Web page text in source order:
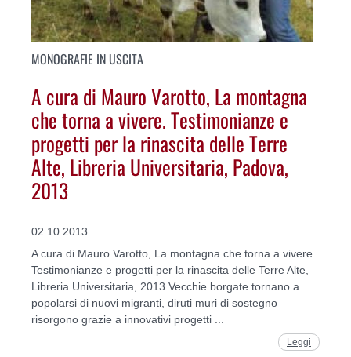
MONOGRAFIE IN USCITA
A cura di Mauro Varotto, La montagna
che torna a vivere. Testimonianze e
progetti per la rinascita delle Terre
Alte, Libreria Universitaria, Padova,
2013
02.10.2013
A cura di Mauro Varotto, La montagna che torna a vivere.
Testimonianze e progetti per la rinascita delle Terre Alte,
Libreria Universitaria, 2013 Vecchie borgate tornano a
popolarsi di nuovi migranti, diruti muri di sostegno
risorgono grazie a innovativi progetti ...
Leggi